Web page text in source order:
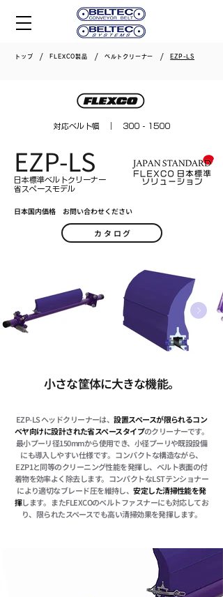
トップ / FLEXCO製品 / ベルトクリーナー / EZP-LS
対応ベルト幅 ｜ 300 - 1500
EZP-LS
日本標準ベルトクリーナー
省スペースモデル
日本国内価格 お問い合わせください
カタログ
小さな筐体に大きな機能。
EZP-LS ヘッドクリーナーは、設置スペースが限られるコン
ベヤ向けに設計された省スペースタイプのクリーナーです。
最小プーリ径150mmから使用でき、小径プーリや既設設備
にも導入しやすい仕様です。 コンパクトな構造ながら、
EZP1と同等のクリーニング性能を発揮し、ベルト表面の付
着物を効率よく除去します。コンパクトなLSTテンショナー
により適切なブレード圧を維持し、安定した清掃性能を発
揮します。 またFLEXCOのベルトファスナーにも対応してお
り、限られたスペースでも高い清掃効果を発揮します。